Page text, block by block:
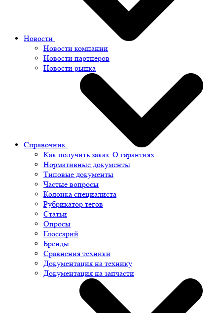
Новости
Новости компании
Новости партнеров
Новости рынка
Справочник
Как получить заказ. О гарантиях
Нормативные документы
Типовые документы
Частые вопросы
Колонка специалиста
Рубрикатор тегов
Статьи
Опросы
Глоссарий
Бренды
Сравнения техники
Документация на технику
Документация на запчасти